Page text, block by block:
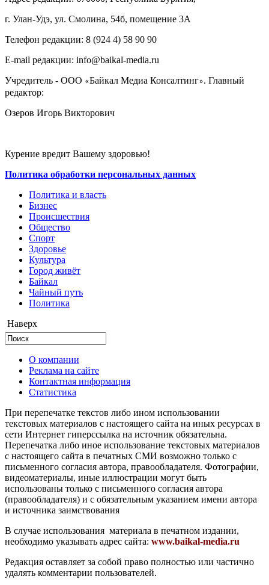
г. Улан-Удэ, ул. Смолина, 54б, помещение 3А
Телефон редакции: ‎‎8 (924 4) 58 90 90
E-mail редакции: info@baikal-media.ru
Учредитель - ООО «Байкал Медиа Консалтинг». Главный
редактор:
Озеров Игорь Викторович
Курение вредит Вашему здоровью!
Политика обработки персональных данных
Политика и власть
Бизнес
Происшествия
Общество
Cпорт
Здоровье
Культура
Город живёт
Байкал
Чайный путь
Политика
Наверх
О компании
Реклама на сайте
Контактная информация
Статистика
При перепечатке текстов либо ином использовании
текстовых материалов с настоящего сайта на иных ресурсах в
сети Интернет гиперссылка на источник обязательна.
Перепечатка либо иное использование текстовых материалов
с настоящего сайта в печатных СМИ возможно только с
письменного согласия автора, правообладателя. Фотографии,
видеоматериалы, иные иллюстрации могут быть
использованы только с письменного согласия автора
(правообладателя) и с обязательным указанием имени автора
и источника заимствования
В случае использования материала в печатном издании,
необходимо указывать адрес сайта: www.baikal-media.ru
Редакция оставляет за собой право полностью или частично
удалять комментарии пользователей.